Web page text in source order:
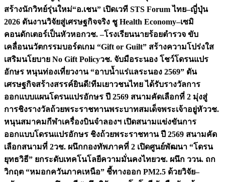
สร้างนักวิทย์รุ่นใหม่“อ.เชน” เปิดเวที STS Forum ไทย–ญี่ปุ่น
2026 ดันงานวิจัยสู่เศรษฐกิจจริง ชู Health Economy–เซมิ
คอนดักเตอร์เป็นหัวหอกวช. –โรงเรียนนายร้อยตำรวจ ขับ
เคลื่อนนวัตกรรมบอร์ดเกม “Gift or Guilt” สร้างความโปร่งใส
เสริมนโยบาย No Gift Policyวช. จับมือระนอง โชว์โดรนแปร
อักษร หนุนท่องเที่ยวงาน “อาบน้ำแร่แลระนอง 2569” ดัน
เศรษฐกิจสร้างสรรค์ยินดี!ทีมเยาวชนไทย ได้รับรางวัลการ
ออกแบบแผนโดรนแปรอักษร ปี 2569 สนามคัดเลือกที่ 2 มุ่งสู่
การชิงรางวัลถ้วยพระราชทานพระบาทสมเด็จพระเจ้าอยู่หัววช.
หนุนสมาคมกีฬาเครื่องบินจำลองฯ เปิดสนามแข่งขันการ
ออกแบบโดรนแปรอักษร ชิงถ้วยพระราชทาน ปี 2569 สนามคัด
เลือกสนามที่ 2วช. ผนึกกองทัพภาคที่ 2 เปิดศูนย์พัฒนา “โดรน
ยุทธวิธี” ยกระดับเทคโนโลยีความมั่นคงไทยวช. ผนึก ววน. ถก
วิกฤต “หมอกควันภาคเหนือ” ชี้ทางออก PM2.5 ด้วยวิจัย–